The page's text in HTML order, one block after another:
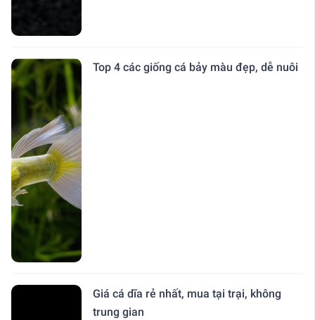
Top 4 các giống cá bảy màu đẹp, dễ nuôi
Giá cá dĩa rẻ nhất, mua tại trại, không
trung gian